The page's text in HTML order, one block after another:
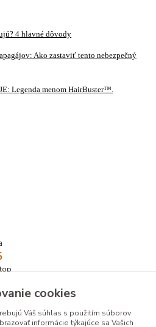
4 hlavné dôvody
Ako zastaviť tento nebezpečný
Legenda menom HairBuster™.
cookies
Váš súhlas s použitím súborov
informácie týkajúce sa Vašich